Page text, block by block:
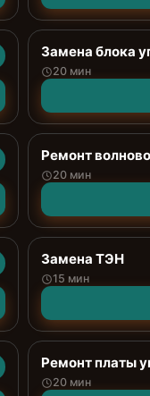
Замена блока
20 мин
Ремонт
20 мин
Замена ТЭН
15 мин
Ремонт платы
20 мин